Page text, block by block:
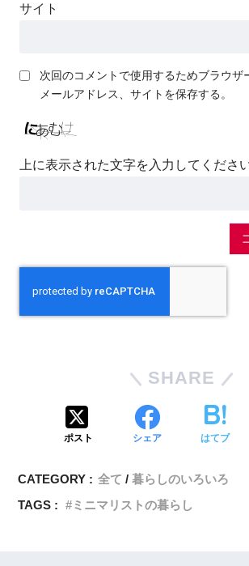
サイト
次回のコメントで使用するためブラウザ
メールアドレス、サイトを保存する。
上に表示された文字を入力してください
SHARE
ポスト シェア はてブ
CATEGORY : 全て
暮らしのいろいろ
TAGS :
ミニマリストの暮らし